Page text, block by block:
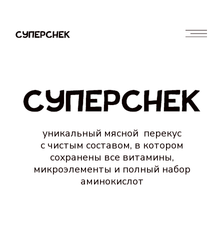
уникальный мясной перекус
с чистым составом, в котором
сохранены все витамины,
аминокислот